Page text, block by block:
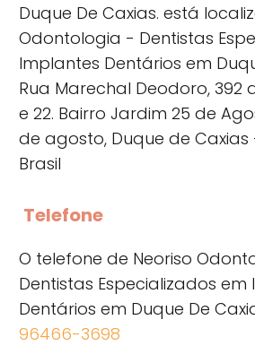
Duque De Caxias. está
Odontologia - Dentistas
Implantes Dentários em
Rua Marechal Deodoro, 392
e 22. Bairro Jardim 25 de
de agosto, Duque de Caxias -
Brasil
Telefone
O telefone de Neoriso
Dentistas Especializados em
Dentários em Duque De
96466-3698